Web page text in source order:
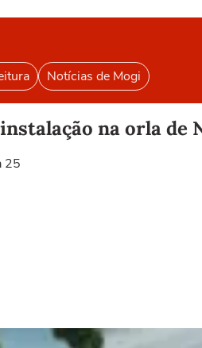
Notícias de Mogi
na orla de
25